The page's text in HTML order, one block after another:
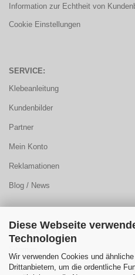
Diese Webseite
Technologien
Wir verwenden Cookies und
Drittanbietern, um die ordentliche
Information zur Echtheit von
Cookie Einstellungen
SERVICE:
Klebeanleitung
Kundenbilder
Partner
Mein Konto
Reklamationen
Blog / News
FAQ